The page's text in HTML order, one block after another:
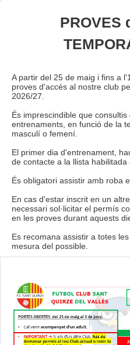
PROVES
A partir del 25 de maig i fins a
proves d'accés al nostre club
2026/27.
És imprescindible que
entrenaments, en funció de la
masculí o femení.
El primer dia d'entrenament,
de contacte a la llista habilitada
És obligatori assistir amb roba
En cas d'estar inscrit en un
necessari sol·licitar el permís
en les proves durant aquests
Es recomana assistir a totes
mesura del possible.